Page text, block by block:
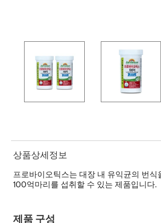
상품상세정보
프로바이오틱스는 대장 내 유익균의 번
100억마리를 섭취할 수 있는 제품입니다.
제품 구성